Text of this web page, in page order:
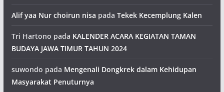
Alif yaa Nur choirun nisa pada Tekek Kecemplung Kalen
Tri Hartono pada KALENDER ACARA KEGIATAN TAMAN
BUDAYA JAWA TIMUR TAHUN 2024
suwondo pada Mengenali Dongkrek dalam Kehidupan
Masyarakat Penuturnya